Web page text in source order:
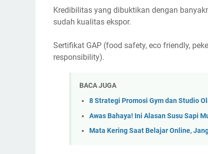
Kredibilitas yang dibuktikan dengan
sudah kualitas ekspor.
Sertifikat GAP (food safety, eco friendly,
responsibility).
BACA JUGA
8 Strategi Promosi Gym dan Studio
Awas Bahaya! Ini Alasan Susu Sapi
Mata Kering Saat Belajar Online,